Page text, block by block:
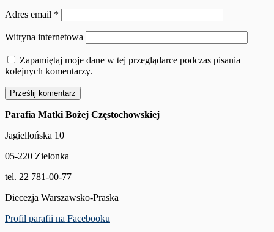
Adres email *
Witryna internetowa
Zapamiętaj moje dane w tej przeglądarce podczas pisania
kolejnych komentarzy.
Parafia Matki Bożej Częstochowskiej
Jagiellońska 10
05-220 Zielonka
tel. 22 781-00-77
Diecezja Warszawsko-Praska
Profil parafii na Facebooku